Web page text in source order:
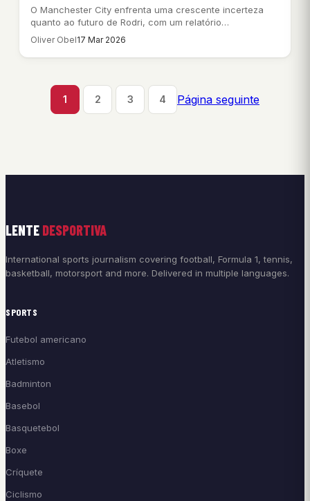
O Manchester City enfrenta uma crescente incerteza
quanto ao futuro de Rodri, com um relatório…
Oliver Obel17 Mar 2026
1 2 3 4 Página seguinte
LENTE DESPORTIVA
International sports journalism covering football, Formula 1, tennis,
basketball, motorsport and more. Delivered in multiple languages.
SPORTS
Futebol americano
Atletismo
Badminton
Basebol
Basquetebol
Boxe
Críquete
Ciclismo